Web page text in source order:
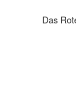
Das